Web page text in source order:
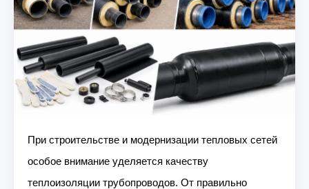
При строительстве и модернизации тепловых сетей
особое внимание уделяется качеству
теплоизоляции трубопроводов. От правильно